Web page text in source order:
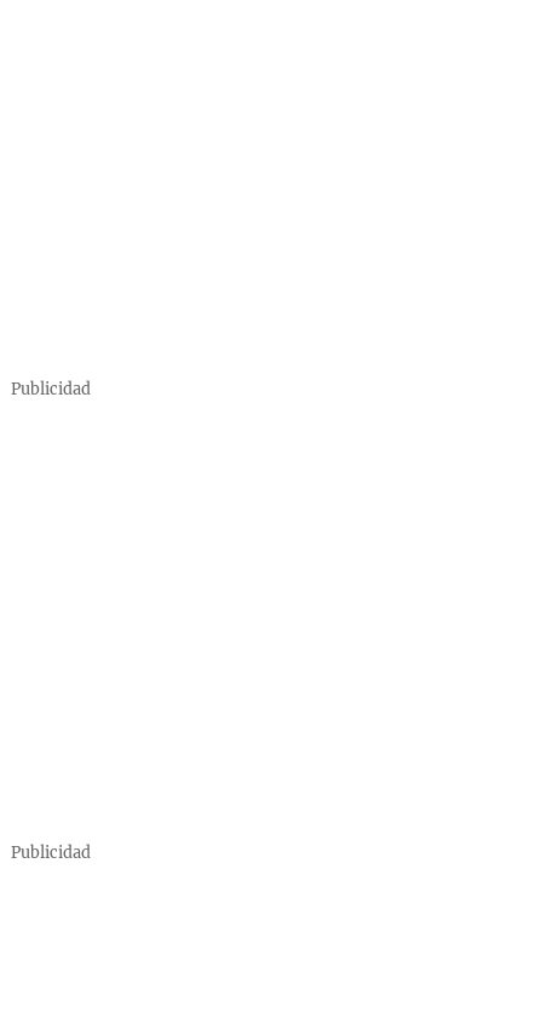
Publicidad
Publicidad